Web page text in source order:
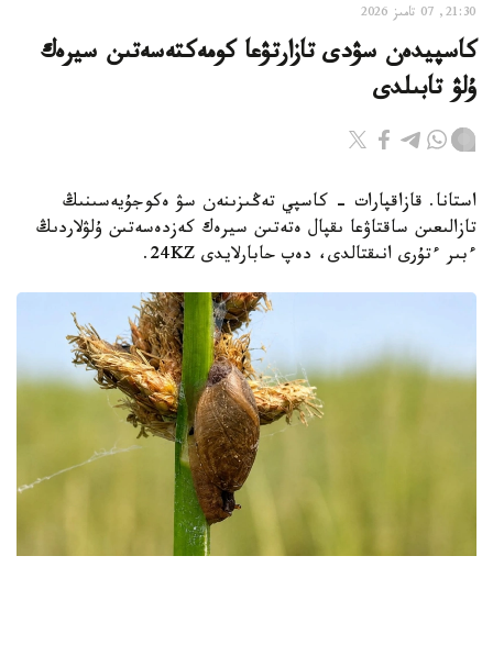
21:30, 07 تامىز 2026
كاسپيدەن سۋدى تازارتۋعا كومەكتەسەتىن سيرەك
ۇلۋ تابىلدى
استانا. قازاقپارات - كاسپي تەڭىزىنەن سۋ ەكوجۇيەسىنىڭ
تازالىعىن ساقتاۋعا ىقپال ەتەتىن سيرەك كەزدەسەتىن ۇلۋلاردىڭ
ءبىر ءتۇرى انىقتالدى، دەپ حابارلايدى 24KZ.